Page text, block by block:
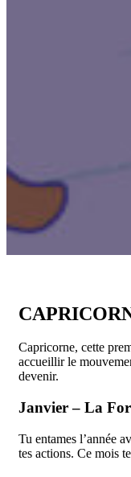
Capricorne, cette
accueillir le
devenir.
Janvier – La
Tu entames l’année
tes actions. Ce mois